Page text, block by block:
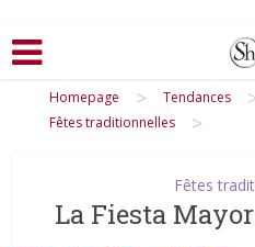
Homepage > Tendances
Fêtes traditionnelles >
Fêtes
La Fiesta